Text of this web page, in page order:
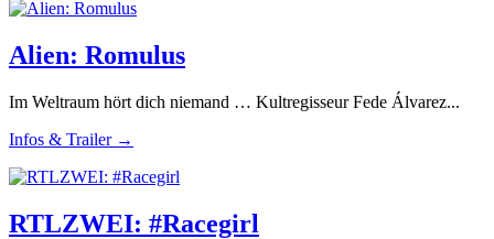
Alien: Romulus
Im Weltraum hört dich niemand … Kultregisseur Fede Álvarez...
Infos & Trailer →
RTLZWEI: #Racegirl